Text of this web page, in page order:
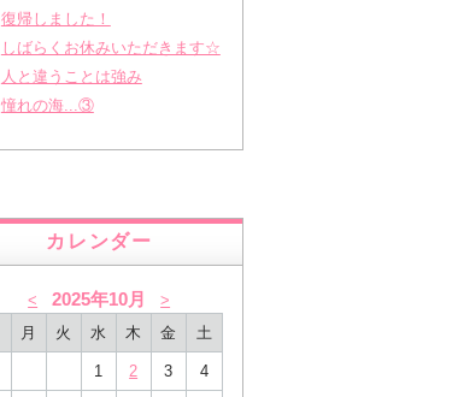
復帰しました！
しばらくお休みいただきます☆
人と違うことは強み
憧れの海...③
カレンダー
< 2025年10月
>
月 火 水 木 金 土
1 2 3 4